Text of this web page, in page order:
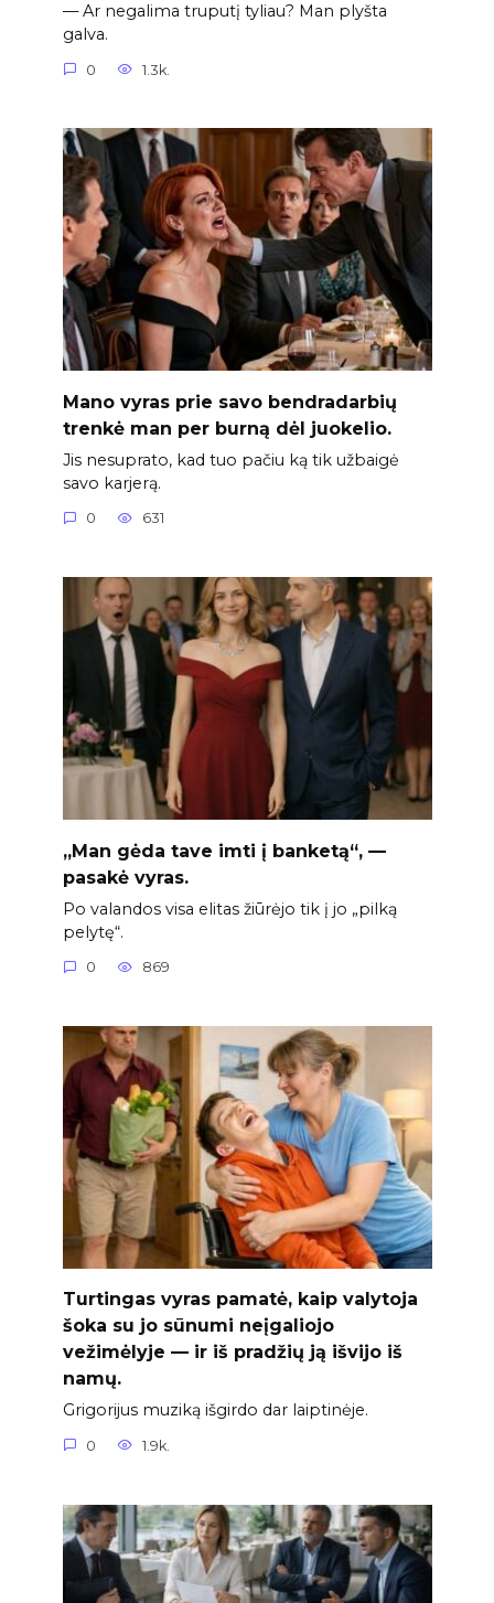
— Ar negalima truputį tyliau? Man plyšta
galva.
0 1.3k.
Mano vyras prie savo bendradarbių
trenkė man per burną dėl juokelio.
Jis nesuprato, kad tuo pačiu ką tik užbaigė
savo karjerą.
0 631
„Man gėda tave imti į banketą“, —
pasakė vyras.
Po valandos visa elitas žiūrėjo tik į jo „pilką
pelytę“.
0 869
Turtingas vyras pamatė, kaip valytoja
šoka su jo sūnumi neįgaliojo
vežimėlyje — ir iš pradžių ją išvijo iš
namų.
Grigorijus muziką išgirdo dar laiptinėje.
0 1.9k.